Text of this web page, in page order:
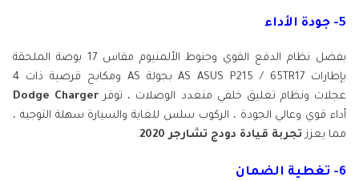
5- جودة الأداء
بفضل نظام الدفع القوي وجنوط الألمنيوم مقاس 17 بوصة الملحقة
بإطارات AS ASUS P215 / 65TR17 بجولة AS ومكابح قرصية ذات 4
عجلات ونظام تعليق خلفي متعدد الوصلات ، توفر Dodge Charger
أداء قوي وعالي الجودة ، الركوب سلس للغاية والسيارة سهلة التوجيه ،
مما يعزز تجربة قيادة دودج تشارجر 2020 .
6- تغطية الضمان